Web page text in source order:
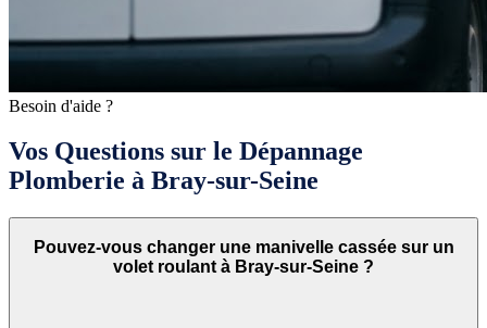
Besoin d'aide ?
Vos Questions sur le Dépannage
Plomberie à Bray-sur-Seine
Pouvez-vous changer une manivelle cassée sur un
volet roulant à Bray-sur-Seine ?